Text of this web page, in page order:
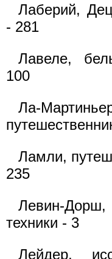
Лаберий,
- 281
Лавеле,
100
Ла-
Ламли,
235
Левин-
техники - 3
Лейдер,